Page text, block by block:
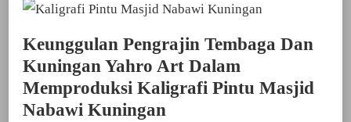
Keunggulan Pengrajin Tembaga Dan
Kuningan Yahro Art Dalam
Memproduksi Kaligrafi Pintu Masjid
Nabawi Kuningan